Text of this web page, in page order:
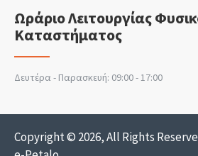
Ωράριο Λειτουργίας
Καταστήματος
Δευτέρα - Παρασκευή: 09:00 - 17:00
Copyright © 2026, All Rights